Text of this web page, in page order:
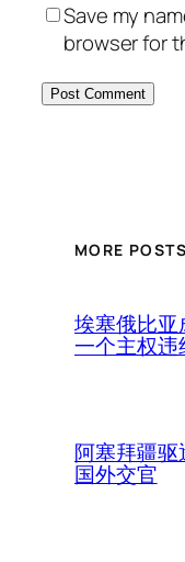
Save my
browser for
MORE POSTS
埃塞俄比
一个主权违
阿塞拜疆驱
国外交官